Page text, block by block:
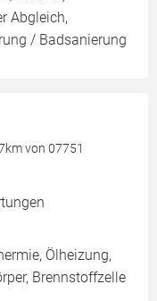
Abgleich,
/ Badsanierung
von 07751
Ölheizung,
Brennstoffzelle